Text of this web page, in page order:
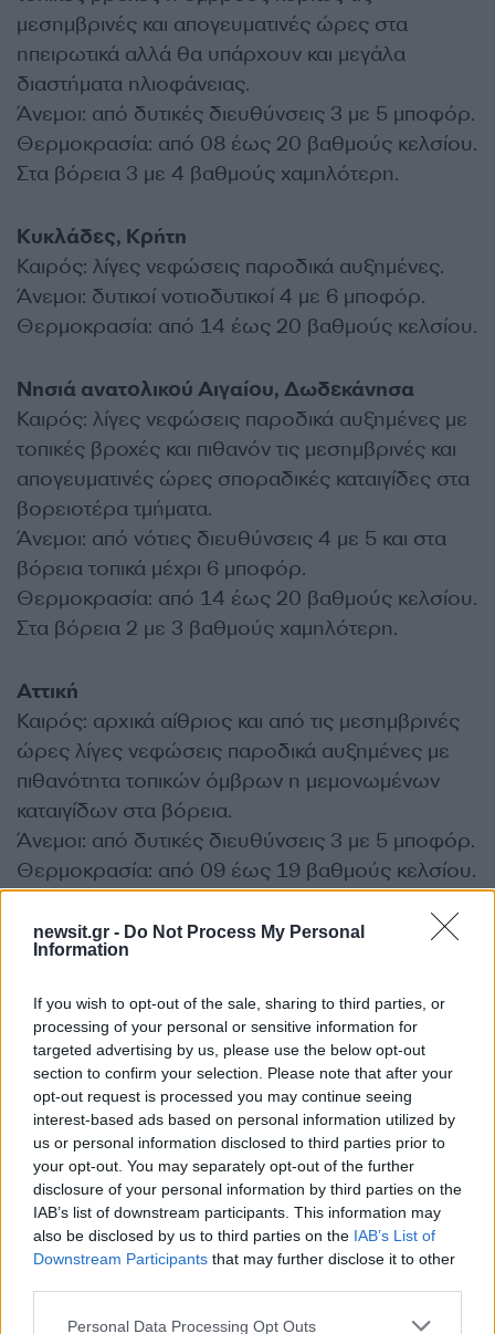
newsit.gr - Do Not Process My Personal
Information
If you wish to opt-out of the sale, sharing to third parties, or
processing of your personal or sensitive information for
targeted advertising by us, please use the below opt-out
section to confirm your selection. Please note that after your
opt-out request is processed you may continue seeing
interest-based ads based on personal information utilized by
us or personal information disclosed to third parties prior to
your opt-out. You may separately opt-out of the further
disclosure of your personal information by third parties on the
IAB’s list of downstream participants. This information may
also be disclosed by us to third parties on the IAB’s List of
Downstream Participants that may further disclose it to other
Please note that this website/app uses one or more Google
Personal Data Processing Opt Outs
μεσημβρινές και απογευματινές ώρες στα
ηπειρωτικά αλλά θα υπάρχουν και μεγάλα
διαστήματα ηλιοφάνειας.
Άνεμοι: από δυτικές διευθύνσεις 3 με 5 μποφόρ.
Θερμοκρασία: από 08 έως 20 βαθμούς κελσίου.
Στα βόρεια 3 με 4 βαθμούς χαμηλότερη.
Κυκλάδες, Κρήτη
Καιρός: λίγες νεφώσεις παροδικά αυξημένες.
Άνεμοι: δυτικοί νοτιοδυτικοί 4 με 6 μποφόρ.
Θερμοκρασία: από 14 έως 20 βαθμούς κελσίου.
Νησιά ανατολικού Αιγαίου, Δωδεκάνησα
Καιρός: λίγες νεφώσεις παροδικά αυξημένες με
τοπικές βροχές και πιθανόν τις μεσημβρινές και
απογευματινές ώρες σποραδικές καταιγίδες στα
βορειοτέρα τμήματα.
Άνεμοι: από νότιες διευθύνσεις 4 με 5 και στα
βόρεια τοπικά μέχρι 6 μποφόρ.
Θερμοκρασία: από 14 έως 20 βαθμούς κελσίου.
Στα βόρεια 2 με 3 βαθμούς χαμηλότερη.
Αττική
Καιρός: αρχικά αίθριος και από τις μεσημβρινές
ώρες λίγες νεφώσεις παροδικά αυξημένες με
πιθανότητα τοπικών όμβρων η μεμονωμένων
καταιγίδων στα βόρεια.
Άνεμοι: από δυτικές διευθύνσεις 3 με 5 μποφόρ.
Θερμοκρασία: από 09 έως 19 βαθμούς κελσίου.
Θεσσαλονίκη
Καιρός: λίγες νεφώσεις παροδικά αυξημένες
κυρίως τις μεσημβρινές ώρες με πιθανότητα
τοπικών όμβρων.
Άνεμοι: μεταβλητοί ασθενείς.
Θερμοκρασία: από 06 έως 16 βαθμούς κελσίου.
Ο καιρός αύριο Τετάρτη 28-03-2018
Στην ανατολική και νότια χώρα νεφώσεις με
τοπικές βροχές και πιθανόν σποραδικές
καταιγίδες με βαθμιαία βελτίωση. Στην υπόλοιπη